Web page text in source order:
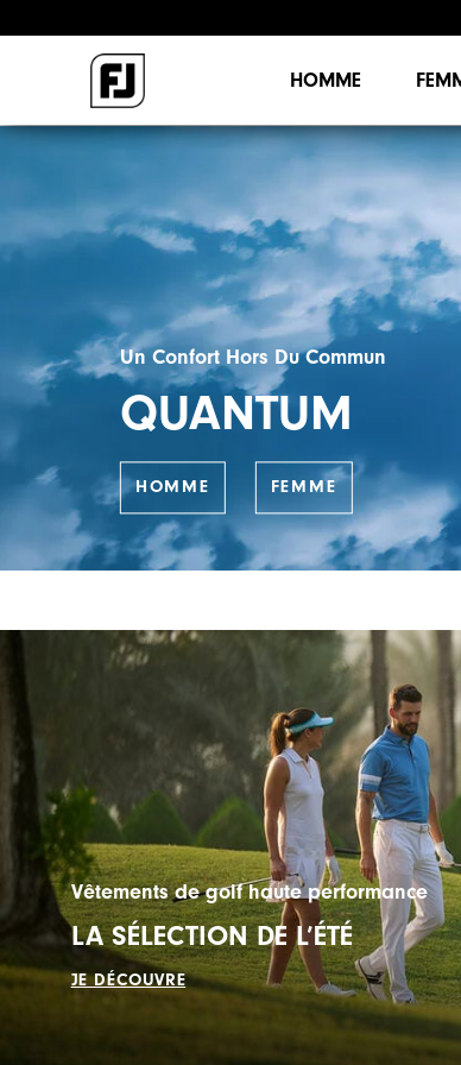
HOMME
Un Confort Hors Du Commun
QUANTUM
HOMME FEMME
Vêtements de golf haute performance
LA SÉLECTION DE L’ÉTÉ
JE DÉCOUVRE